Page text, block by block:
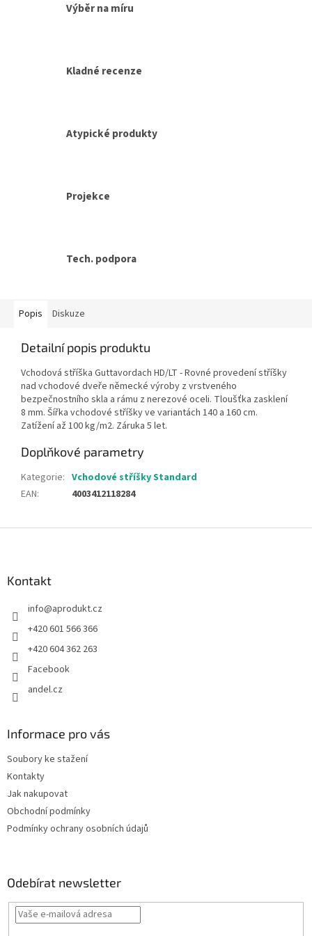
Výběr na míru
Kladné recenze
Atypické produkty
Projekce
Tech. podpora
Popis Diskuze
Detailní popis produktu
Vchodová stříška Guttavordach HD/LT - Rovné provedení stříšky
nad vchodové dveře německé výroby z vrstveného
bezpečnostního skla a rámu z nerezové oceli. Tloušťka zasklení
8 mm. Šířka vchodové stříšky ve variantách 140 a 160 cm.
Zatížení až 100 kg/m2. Záruka 5 let.
Doplňkové parametry
Kategorie: Vchodové stříšky Standard
EAN: 4003412118284
Kontakt
info@aprodukt.cz
+420 601 566 366
+420 604 362 263
Facebook
andel.cz
Informace pro vás
Soubory ke stažení
Kontakty
Jak nakupovat
Obchodní podmínky
Podmínky ochrany osobních údajů
Odebírat newsletter